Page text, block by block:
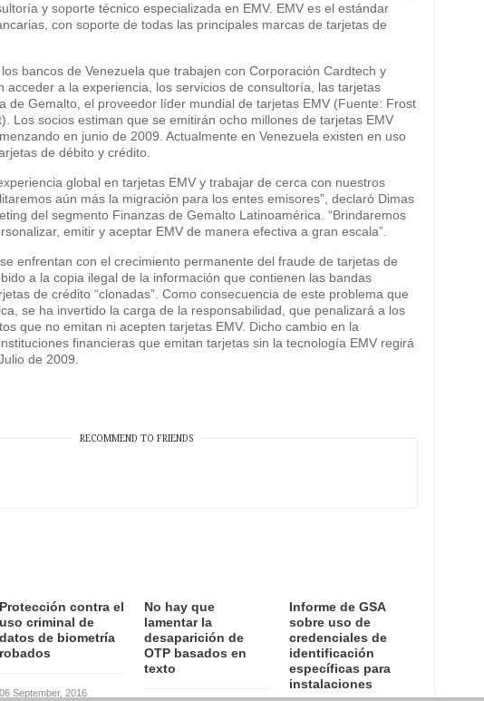
y soporte técnico especializada en EMV. EMV es el estándar
con soporte de todas las principales marcas de tarjetas de
bancos de Venezuela que trabajen con Corporación Cardtech y
acceder a la experiencia, los servicios de consultoría, las tarjetas
de Gemalto, el proveedor líder mundial de tarjetas EMV (Fuente: Frost
Los socios estiman que se emitirán ocho millones de tarjetas EMV
en junio de 2009. Actualmente en Venezuela existen en uso
de débito y crédito.
global en tarjetas EMV y trabajar de cerca con nuestros
aún más la migración para los entes emisores”, declaró Dimas
del segmento Finanzas de Gemalto Latinoamérica. “Brindaremos
emitir y aceptar EMV de manera efectiva a gran escala”.
enfrentan con el crecimiento permanente del fraude de tarjetas de
a la copia ilegal de la información que contienen las bandas
de crédito “clonadas”. Como consecuencia de este problema que
se ha invertido la carga de la responsabilidad, que penalizará a los
que no emitan ni acepten tarjetas EMV. Dicho cambio en la
financieras que emitan tarjetas sin la tecnología EMV regirá
de 2009.
RECOMMEND TO FRIENDS
Protección contra el
uso criminal de
datos de biometría
robados
06 September, 2016
No hay que
lamentar la
desaparición de
OTP basados en
texto
Informe de GSA
sobre uso de
credenciales de
identificación
específicas para
instalaciones